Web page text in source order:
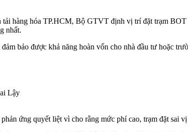
hàng hóa TP.HCM, Bộ GTVT định vị trí đặt trạm
nhất.
bảo được khả năng hoàn vốn cho nhà đầu tư hoặc
Lậy
ứng quyết liệt vì cho rằng mức phí cao, trạm đặt sai